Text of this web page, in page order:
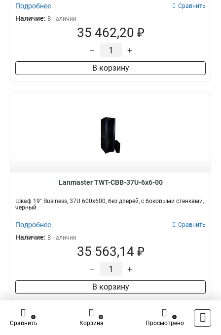
Подробнее Сравнить
Наличие: В наличии
35 462,20 ₽
– +
В корзину
Lanmaster TWT-CBB-37U-6x6-00
Шкаф 19" Business, 37U 600x600, без дверей, с боковыми стенками,
черный
Подробнее Сравнить
Наличие: В наличии
35 563,14 ₽
– +
В корзину
Сравнить
0
Корзина
0
Просмотрено
0